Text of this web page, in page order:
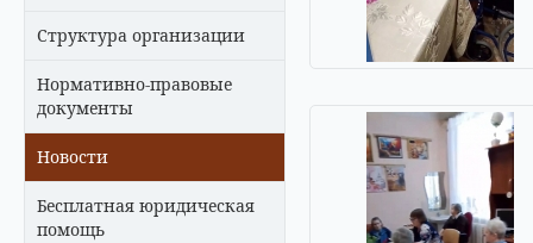
Структура организации
Нормативно-правовые
документы
Новости
Бесплатная юридическая
помощь